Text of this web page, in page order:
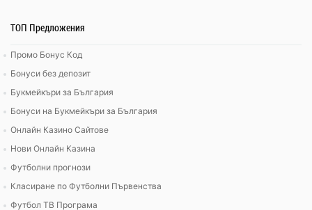
ТОП Предложения
Промо Бонус Код
Бонуси без депозит
Букмейкъри за България
Бонуси на Букмейкъри за България
Онлайн Казино Сайтове
Нови Онлайн Казина
Футболни прогнози
Класиране по Футболни Първенства
Футбол ТВ Програма